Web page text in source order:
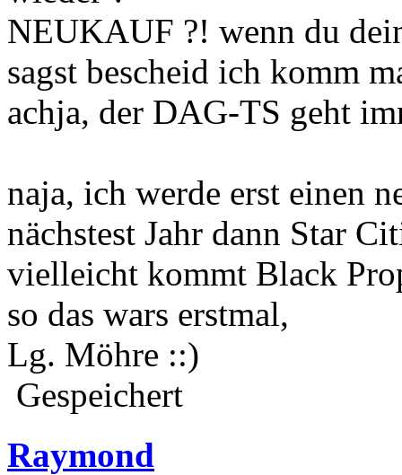
NEUKAUF ?! wenn du
sagst bescheid ich komm
achja, der DAG-TS geht
naja, ich werde erst einen
nächstest Jahr dann Star
vielleicht kommt Black
so das wars erstmal,
Lg. Möhre ::)
Gespeichert
Raymond